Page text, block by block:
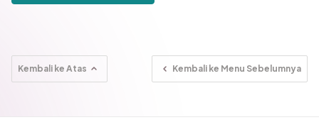
Kembali ke Atas Kembali ke Menu Sebelumnya